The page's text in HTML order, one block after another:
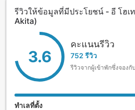
รีวิวให้ข้อมูลที่มีประโยชน์ - อี โฮเ
Akita)
3.6
คะแนนรีวิว
752 รีวิว
รีวิวจากผู้เข้าพักซึ่งจองกับ
ทำเลที่ตั้ง